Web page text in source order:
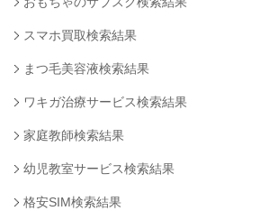
スマホ買取検索結果
まつ毛美容液検索結果
ワキガ治療サービス検索結果
家庭教師検索結果
幼児教室サービス検索結果
格安SIM検索結果